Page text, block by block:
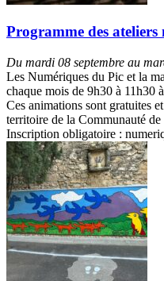
Programme des
Du mardi 08 septembre au
Les Numériques du Pic et la
chaque mois de 9h30 à 11h30
Ces animations sont gratuites
territoire de la Communauté
Inscription obligatoire :